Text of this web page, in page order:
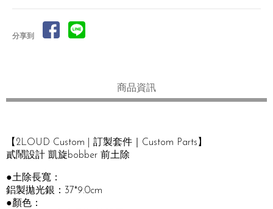
分享到
商品資訊
【2LOUD Custom | 訂製套件｜Custom Parts】
貳鬧設計 凱旋bobber 前土除
●土除長寬：
鋁製拋光銀：37*9.0cm
●顏色：